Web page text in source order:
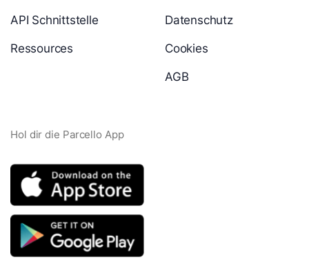
API Schnittstelle
Ressources
Datenschutz
Cookies
AGB
Hol dir die Parcello App